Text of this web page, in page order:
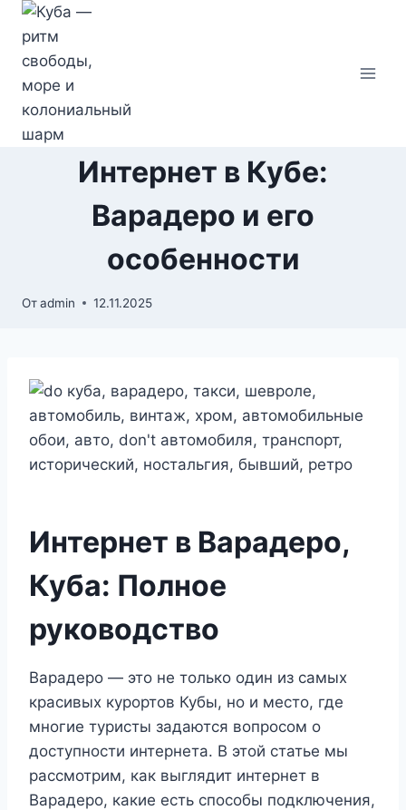
Перейти
содержимому
Интернет в Кубе:
Варадеро и его
особенности
Отadmin 12.11.2025
Интернет в Варадеро,
Куба: Полное
руководство
Варадеро — это не только один из самых
красивых курортов Кубы, но и место, где
многие туристы задаются вопросом о
доступности интернета. В этой статье мы
рассмотрим, как выглядит интернет в
Варадеро, какие есть способы подключения,